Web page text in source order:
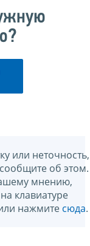
или неточность,
об этом.
мнению,
клавиатуре
нажмите сюда.